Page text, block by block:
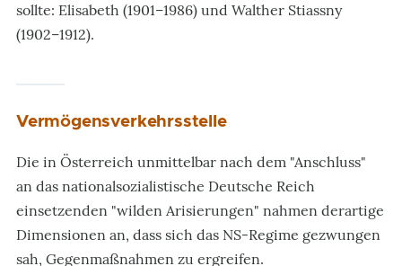
sollte: Elisabeth (1901–1986) und Walther Stiassny
(1902–1912).
Vermögensverkehrsstelle
Die in Österreich unmittelbar nach dem "Anschluss"
an das nationalsozialistische Deutsche Reich
einsetzenden "wilden Arisierungen" nahmen derartige
Dimensionen an, dass sich das NS-Regime gezwungen
sah, Gegenmaßnahmen zu ergreifen.